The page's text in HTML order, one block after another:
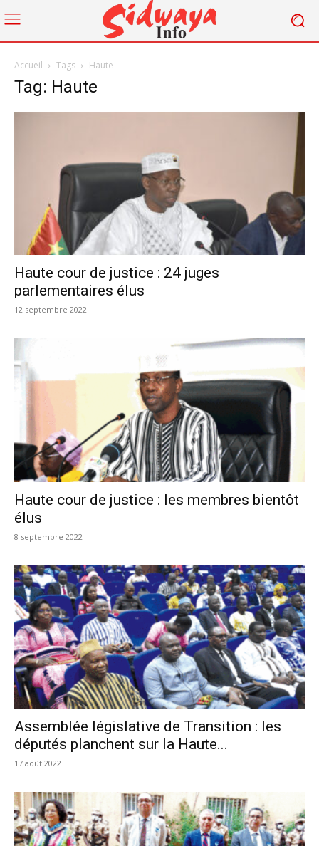
Accueil Tags Haute
Tag: Haute
Haute cour de justice : 24 juges
parlementaires élus
12 septembre 2022
Haute cour de justice : les membres bientôt
élus
8 septembre 2022
Assemblée législative de Transition : les
députés planchent sur la Haute...
17 août 2022